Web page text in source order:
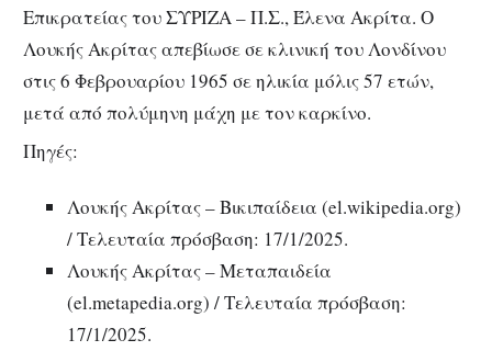
Επικρατείας του ΣΥΡΙΖΑ – Π.Σ., Έλενα Ακρίτα. Ο
Λουκής Ακρίτας απεβίωσε σε κλινική του Λονδίνου
στις 6 Φεβρουαρίου 1965 σε ηλικία μόλις 57 ετών,
μετά από πολύμηνη μάχη με τον καρκίνο.
Πηγές:
Λουκής Ακρίτας – Βικιπαίδεια (el.wikipedia.org)
/ Τελευταία πρόσβαση: 17/1/2025.
Λουκής Ακρίτας – Μεταπαιδεία
(el.metapedia.org) / Τελευταία πρόσβαση:
17/1/2025.